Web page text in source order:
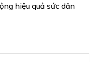
hiệu quả sức dân